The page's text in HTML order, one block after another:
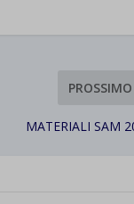
PROSSIMO
MATERIALI SAM